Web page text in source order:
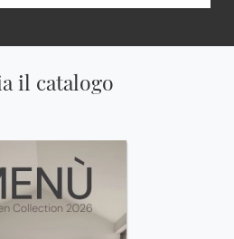
il catalogo